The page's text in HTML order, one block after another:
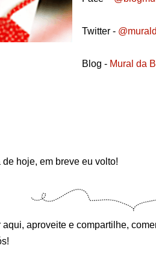
Twitter -
Blog - Mural da
hoje, em breve eu volto!
aproveite e compartilhe,